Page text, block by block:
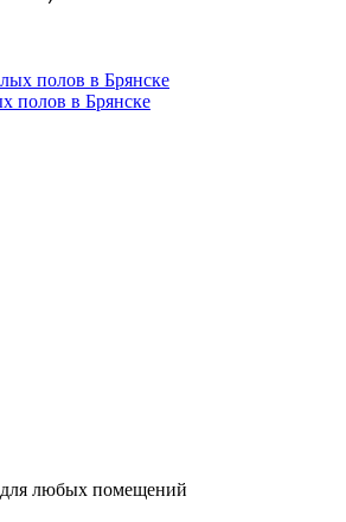
полов в Брянске
для любых помещений